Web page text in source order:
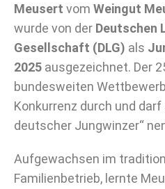
Meusert vom Weingut
wurde von der Deutschen
Gesellschaft (DLG) als
2025 ausgezeichnet. Der
bundesweiten
Konkurrenz durch und
deutscher Jungwinzer“
Aufgewachsen im
Familienbetrieb, lernte